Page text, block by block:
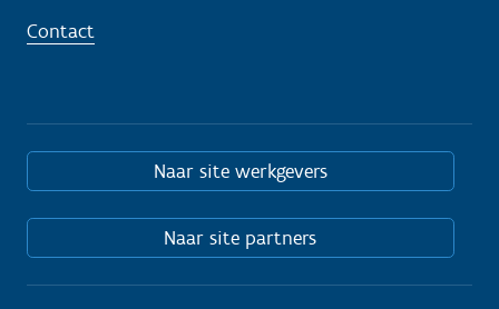
Contact
Naar site werkgevers
Naar site partners